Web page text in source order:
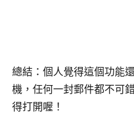
總結：個人覺得這個功能
機，任何一封郵件都不可
得打開喔！